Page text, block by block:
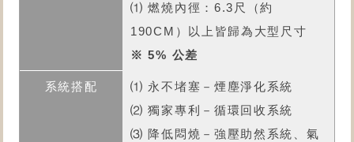
⑴ 燃燒內徑：6.3尺（約
190CM）以上皆歸為大型尺寸
※ 5% 公差
⑴ 永不堵塞－煙塵淨化系統
⑵ 獨家專利－循環回收系統
⑶ 降低悶燒－強壓助然系統、氣